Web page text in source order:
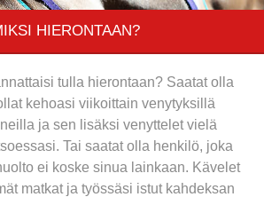
HIERONTAAN?
tulla hierontaan? Saatat olla
kehoasi viikoittain venytyksillä
ja sen lisäksi venyttelet vielä
Tai saatat olla henkilö, joka
ei koske sinua lainkaan. Kävelet
matkat ja työssäsi istut kahdeksan